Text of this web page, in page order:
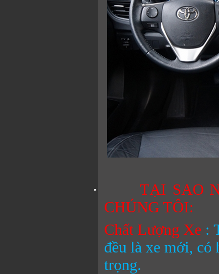
·
TẠI SAO
CHÚNG TÔI:
Chất Lượng Xe :
đều là xe mới, có
trọng.